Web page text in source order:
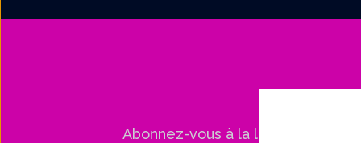
Abonnez-vous à la lettre de